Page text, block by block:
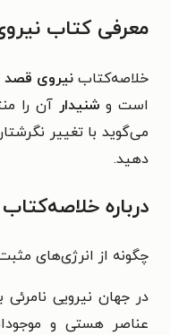
معرفی کتاب
خلاصه‌کتابنیروی قصد
است و شنیدارآن را
می‌گوید با تغییر
دهید.
درباره
چگونه از انرژی‌های
در جهان نیرویی
عناصر هستی و